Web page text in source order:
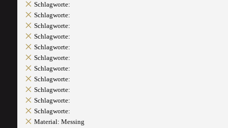
Schlagworte:
Schlagworte:
Schlagworte:
Schlagworte:
Schlagworte:
Schlagworte:
Schlagworte:
Schlagworte:
Schlagworte:
Schlagworte:
Schlagworte:
Material: Messing